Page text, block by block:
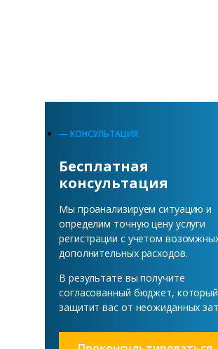
— КОНСУЛЬТАЦИЯ
Бесплатная
консультация
Мы проанализируем ситуацию и
определим точную цену услуги
регистрации с учетом
дополнительных расходов.
В результате вы получите
согласованный бюджет, который
защитит вас от неожиданных